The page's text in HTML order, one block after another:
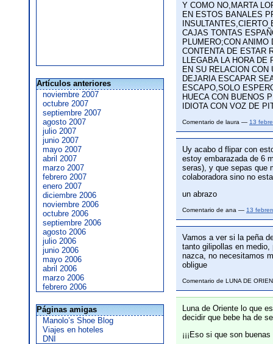
Artículos anteriores
noviembre 2007
octubre 2007
septiembre 2007
agosto 2007
julio 2007
junio 2007
mayo 2007
abril 2007
marzo 2007
febrero 2007
enero 2007
diciembre 2006
noviembre 2006
octubre 2006
septiembre 2006
agosto 2006
julio 2006
junio 2006
mayo 2006
abril 2006
marzo 2006
febrero 2006
Páginas amigas
Manolo’s Shoe Blog
Viajes en hoteles
DNI
Y COMO NO,MARTA
EN ESTOS BANALES
CAJAS TONTAS
PLUMERO;CON
CONTENTA DE ESTAR
LLEGABA LA HORA DE
EN SU RELACION
DEJARIA ESCAPAR
ESCAPO,SOLO
HUECA CON BUENOS
IDIOTA CON VOZ DE
Comentario de laura — 13
Uy acabo d flipar con
estoy embarazada de 6
seras), y que sepas que
colaboradora sino no
un abrazo
Comentario de ana — 13
Vamos a ver si la peña
tanto gilipollas en medio,
nazca, no necesitamos
obligue
Comentario de LUNA DE
Luna de Oriente lo que
decidir que bebe ha de
¡¡¡Eso si que son